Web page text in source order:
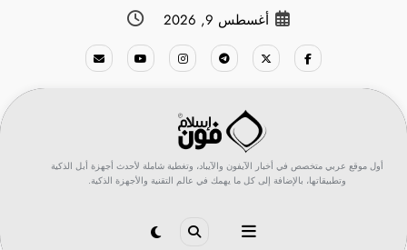
أغسطس 9, 2026
أول موقع عربي متخصص في أخبار الآيفون والآيباد، وتغطية شاملة لأحدث أجهزة أبل الذكية
وتطبيقاتها، بالإضافة إلى كل ما يهمك في عالم التقنية والأجهزة الذكية.